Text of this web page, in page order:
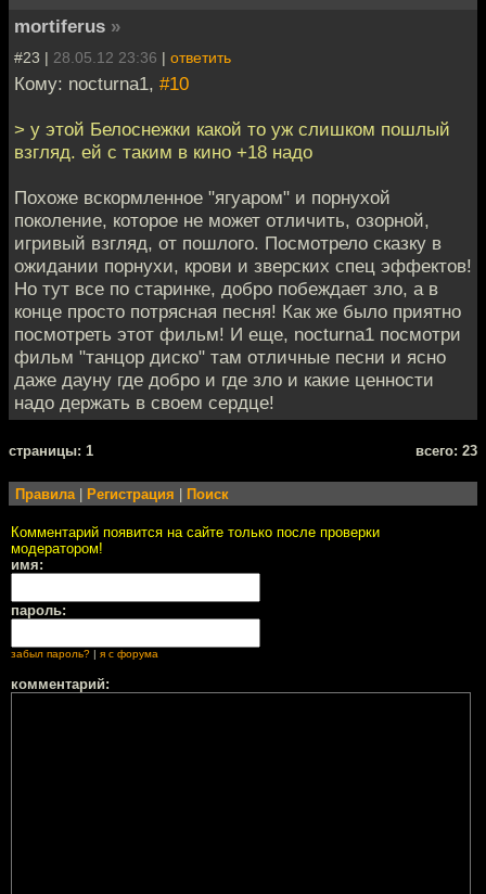
mortiferus »
#23 | 28.05.12 23:36 | ответить
Кому: nocturna1, #10
> у этой Белоснежки какой то уж слишком пошлый
взгляд. ей с таким в кино +18 надо
Похоже вскормленное "ягуаром" и порнухой
поколение, которое не может отличить, озорной,
игривый взгляд, от пошлого. Посмотрело сказку в
ожидании порнухи, крови и зверских спец эффектов!
Но тут все по старинке, добро побеждает зло, а в
конце просто потрясная песня! Как же было приятно
посмотреть этот фильм! И еще, nocturna1 посмотри
фильм "танцор диско" там отличные песни и ясно
даже дауну где добро и где зло и какие ценности
надо держать в своем сердце!
cтраницы: 1 всего: 23
Правила| Регистрация Поиск
Комментарий появится на сайте только после проверки
модератором!
имя:
пароль:
забыл пароль? я с форума
комментарий: